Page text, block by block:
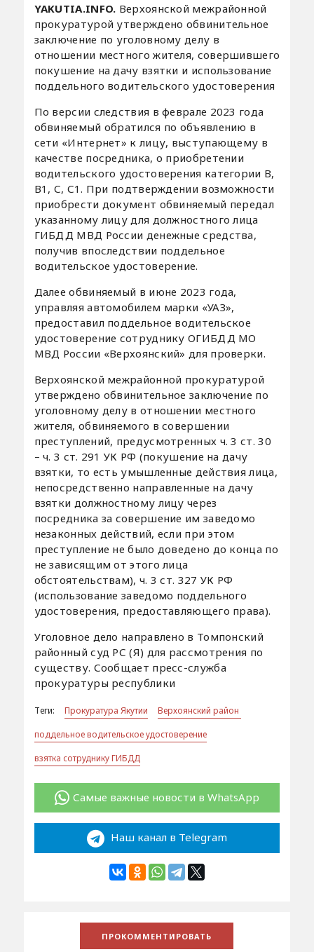
YAKUTIA.INFO. Верхоянской межрайонной
прокуратурой утверждено обвинительное
заключение по уголовному делу в
отношении местного жителя, совершившего
покушение на дачу взятки и использование
поддельного водительского удостоверения
По версии следствия в феврале 2023 года
обвиняемый обратился по объявлению в
сети «Интернет» к лицу, выступающему в
качестве посредника, о приобретении
водительского удостоверения категории В,
В1, С, С1. При подтверждении возможности
приобрести документ обвиняемый передал
указанному лицу для должностного лица
ГИБДД МВД России денежные средства,
получив впоследствии поддельное
водительское удостоверение.
Далее обвиняемый в июне 2023 года,
управляя автомобилем марки «УАЗ»,
предоставил поддельное водительское
удостоверение сотруднику ОГИБДД МО
МВД России «Верхоянский» для проверки.
Верхоянской межрайонной прокуратурой
утверждено обвинительное заключение по
уголовному делу в отношении местного
жителя, обвиняемого в совершении
преступлений, предусмотренных ч. 3 ст. 30
– ч. 3 ст. 291 УК РФ (покушение на дачу
взятки, то есть умышленные действия лица,
непосредственно направленные на дачу
взятки должностному лицу через
посредника за совершение им заведомо
незаконных действий, если при этом
преступление не было доведено до конца по
не зависящим от этого лица
обстоятельствам), ч. 3 ст. 327 УК РФ
(использование заведомо поддельного
удостоверения, предоставляющего права).
Уголовное дело направлено в Томпонский
районный суд РС (Я) для рассмотрения по
существу. Сообщает пресс-служба
прокуратуры республики
Теги: Прокуратура Якутии
Верхоянский район
поддельное водительское удостоверение
взятка сотруднику ГИБДД
Самые важные новости в WhatsApp
Наш канал в Telegram